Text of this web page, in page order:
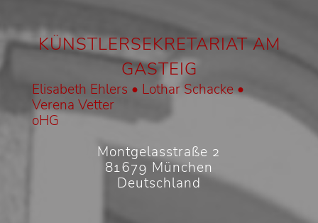
KÜNSTLERSEKRETARIAT AM
GASTEIG
Elisabeth Ehlers • Lothar Schacke •
Verena Vetter
oHG
Montgelasstraße 2
81679 München
Deutschland